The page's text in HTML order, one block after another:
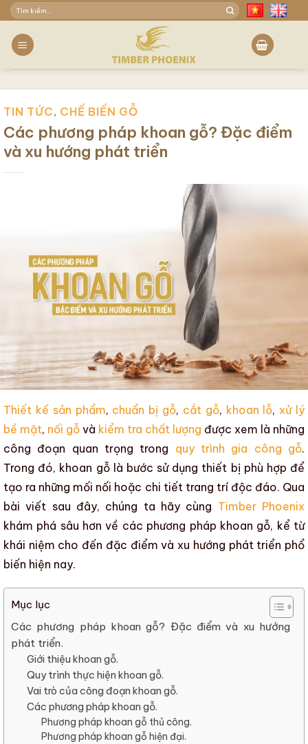
Skip
to
content
Tìm
TIN TỨC, CHẾ BIẾN GỖ
Các phương pháp khoan gỗ? Đặc điểm
và xu hướng phát triển
Thiết kế sản phẩm, chuẩn bị gỗ, cắt gỗ, khoan lỗ,xử lý
bề mặt, nối gỗ và kiểm tra chất lượng được xem là những
công đoạn quan trọng trong quy trình gia công gỗ.
Trong đó, khoan gỗlà bước sử dụng thiết bị phù hợp để
tạo ra những mối nối hoặc chi tiết trang tríđộc đáo. Qua
bài viết sau đây, chúng ta hãy cùng Timber Phoenix
khám phá sâu hơn về các phương pháp khoan gỗ, kể từ
khái niệm cho đến đặc điểm và xu hướng phát triển phổ
biến hiện nay.
Mục lục
Các phương pháp khoan gỗ? Đặc điểm và xu hướng
phát triển.
Giới thiệu khoan gỗ.
Quy trình thực hiện khoan gỗ.
Vai trò của công đoạn khoan gỗ.
Các phương pháp khoan gỗ.
Phương pháp khoan gỗ thủ công.
Phương pháp khoan gỗ hiện đại.